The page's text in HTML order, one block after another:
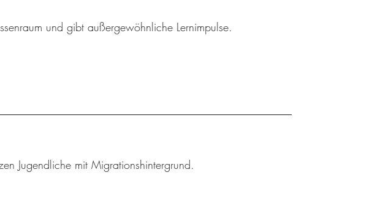
und gibt außergewöhnliche Lernimpulse.
Jugendliche mit Migrationshintergrund.